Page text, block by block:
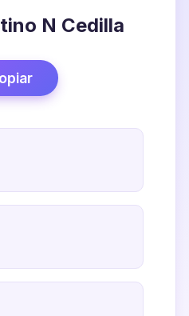
N Cedilla